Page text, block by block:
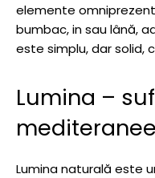
elemente
bumbac, in sau lână,
este simplu, dar solid,
Lumina –
Lumina naturală este